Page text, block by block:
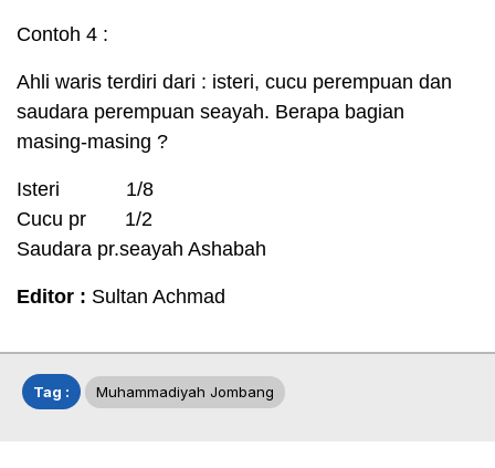
Contoh 4 :
Ahli waris terdiri dari : isteri, cucu perempuan dan
saudara perempuan seayah. Berapa bagian
masing-masing ?
Isteri 1/8
Cucu pr 1/2
Saudara pr.seayah Ashabah
Editor : Sultan Achmad
Tag : Muhammadiyah Jombang